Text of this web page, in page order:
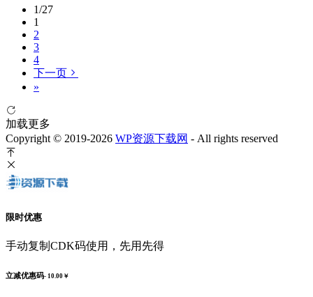
1/27
1
2
3
4
下一页
»
加载更多
Copyright © 2019-2026 WP资源下载网 - All rights reserved
限时优惠
手动复制CDK码使用，先用先得
立减优惠码- 10.00￥